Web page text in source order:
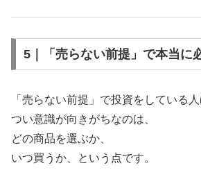
5｜「売らない前提」で本当
「売らない前提」で投資をしている人
つい意識が向きがちなのは、
どの商品を選ぶか、
いつ買うか、という点です。